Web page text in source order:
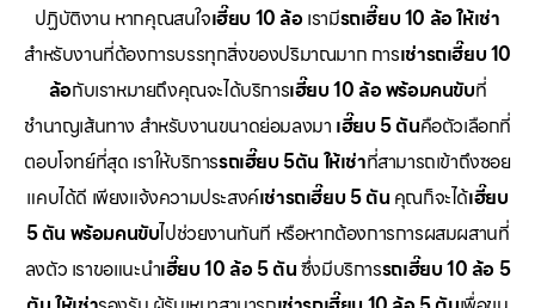
ปฏิบัติงาน หากคุณสนใจเฮี๊ยบ 10 ล้อเรามีรถเฮี๊ยบ 10 ล้อ ให้เช่า
สำหรับงานที่ต้องการบรรทุกสิ่งของปริมาณมาก การเช่ารถเฮี๊ยบ 10
ล้อกับเราหมายถึงคุณจะได้บริการเฮี๊ยบ 10 ล้อ พร้อมคนขับที่
ชำนาญเส้นทาง สำหรับงานขนาดย่อมลงมา เฮี๊ยบ 5 ตันคือตัวเลือกที่
ตอบโจทย์ที่สุด เราให้บริการรถเฮี๊ยบ 5ตัน ให้เช่าที่สามารถเข้าถึงซอย
แคบได้ดี เพียงแจ้งความประสงค์เช่ารถเฮี๊ยบ 5 ตัน คุณก็จะได้เฮี๊ยบ
5 ตัน พร้อมคนขับไปช่วยงานทันที หรือหากต้องการการผสมผสานที่
ลงตัว เราขอแนะนำเฮี๊ยบ 10 ล้อ 5 ตันซึ่งมีบริการรถเฮี๊ยบ 10 ล้อ 5